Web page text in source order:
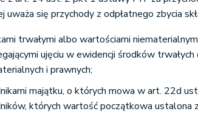
uważa się przychody z odpłatnego zbycia
trwałymi albo wartościami
ujęciu w ewidencji środków
i prawnych;
majątku, o których mowa w art. 22d
których wartość początkowa ustalona